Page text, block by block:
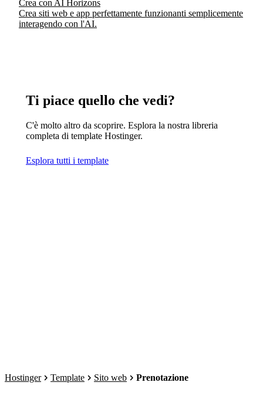
Crea con AI Horizons
Crea siti web e app perfettamente funzionanti semplicemente
interagendo con l'AI.
Ti piace quello che vedi?
C'è molto altro da scoprire. Esplora la nostra libreria
completa di template Hostinger.
Esplora tutti i template
Hostinger Template Sito web Prenotazione